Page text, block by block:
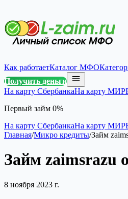
Как работаетКаталог МФО
Получить деньги
На карту СбербанкаНа карту МИР
Первый займ 0%
На карту СбербанкаНа карту МИР
Главная/Микро кредиты/Займ
Займ zaimsrazu
8 ноября 2023 г.